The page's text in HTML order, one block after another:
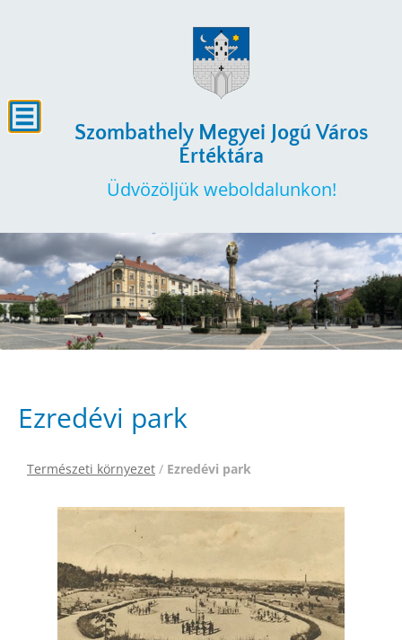
Szombathely Megyei Jogú Város
Értéktára
Üdvözöljük weboldalunkon!
Ezredévi park
Természeti környezet / Ezredévi park